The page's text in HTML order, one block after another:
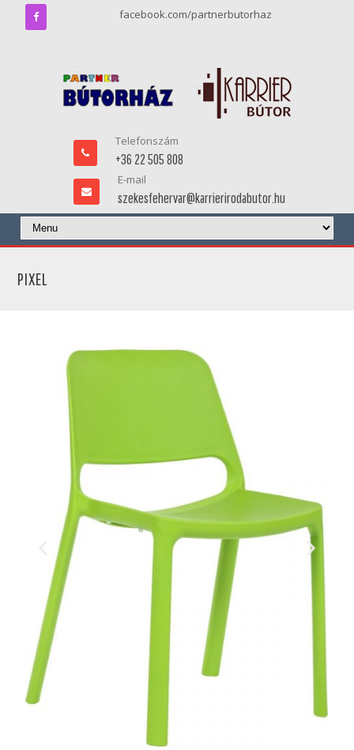
facebook.com/partnerbutorhaz
Telefonszám
+36 22 505 808
E-mail
szekesfehervar@karrierirodabutor.hu
PIXEL